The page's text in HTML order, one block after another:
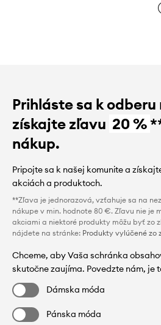
Prihláste sa k odberu
získajte zľavu 20 %
nákup.
Pripojte sa k našej komunite a
akciách a produktoch.
**Zľava je jednorazová, vzťahuje sa na
nákupe v min. hodnote 80 €. Zľavu nie je
akciami a niektoré produkty môžu byť zo
nájdete na stránke: Produkty vylúčené zo
Chceme, aby Vaša schránka
skutočne zaujíma. Povedzte nám, je
Dámska móda
Pánska móda